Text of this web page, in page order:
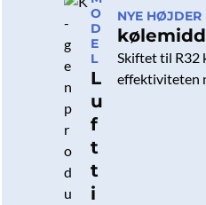
O
D
E
L
L
u
f
t
t
i
NYE HØJDER
Skiftet til R32
effektiviteten